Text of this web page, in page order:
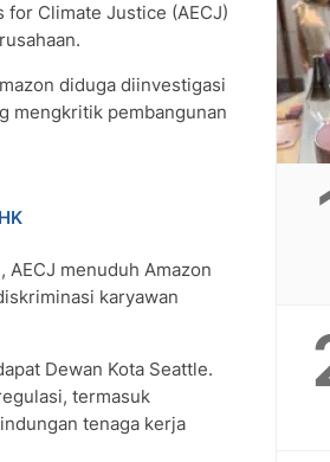
for Climate Justice (AECJ)
diduga diinvestigasi
mengkritik pembangunan
AECJ menuduh Amazon
karyawan
Dewan Kota Seattle.
termasuk
tenaga kerja